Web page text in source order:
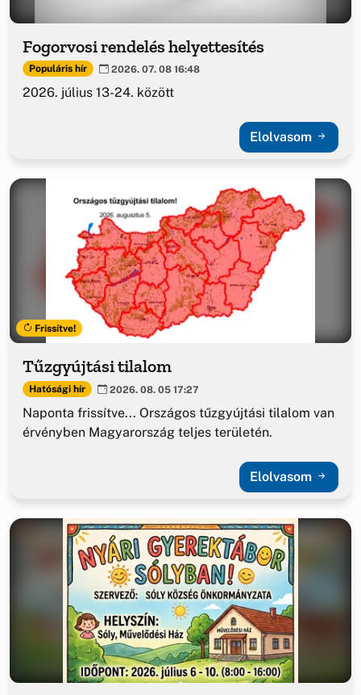
Fogorvosi rendelés helyettesítés
Populáris hír 2026. 07. 08 16:48
2026. július 13-24. között
Elolvasom
Frissítve!
Tűzgyújtási tilalom
Hatósági hír 2026. 08. 05 17:27
Naponta frissítve... Országos tűzgyújtási tilalom van
érvényben Magyarország teljes területén.
Elolvasom